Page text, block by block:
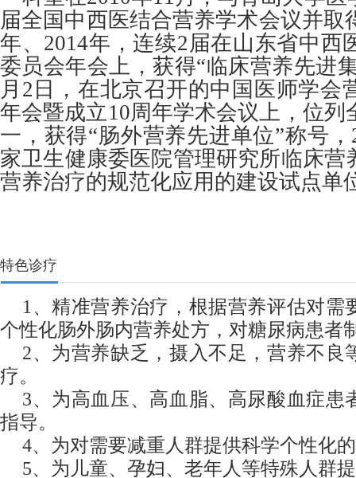
届全国中西医结合营养学术会议并取
年、2014年，连续2届在山东省中西
委员会年会上，获得“临床营养先进
月2日，在北京召开的中国医师学会
年会暨成立10周年学术会议上，位列
一，获得“肠外营养先进单位”称号
家卫生健康委医院管理研究所临床营
营养治疗的规范化应用的建设试点单
特色诊疗
1、精准营养治疗，根据营养评估对需
个性化肠外肠内营养处方，对糖尿病患者
2、为营养缺乏，摄入不足，营养不良
疗。
3、为高血压、高血脂、高尿酸血症患
指导。
4、为对需要减重人群提供科学个性化
5、为儿童、孕妇、老年人等特殊人群